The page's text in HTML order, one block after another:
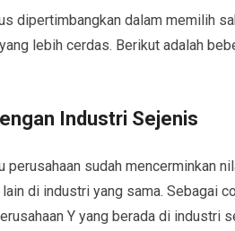
dipertimbangkan dalam memilih
lebih cerdas. Berikut adalah
Industri Sejenis
sudah mencerminkan
di industri yang sama. Sebagai
Y yang berada di industri